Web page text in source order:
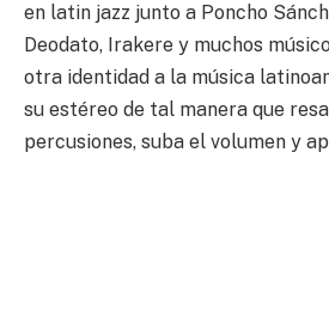
en latin jazz junto a Poncho
Deodato, Irakere y muchos
otra identidad a la música
su estéreo de tal manera que
percusiones, suba el volumen y